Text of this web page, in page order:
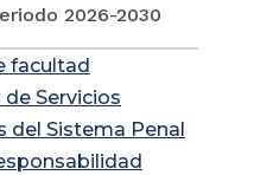
2026-2030
facultad
Servicios
Sistema Penal